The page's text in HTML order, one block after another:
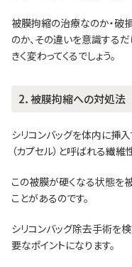
被膜拘縮の治療なのか・破
のか、その違いを意識する
きく変わってくるでしょう。
2．被膜拘縮への対処法
シリコンバッグを体内に挿
（カプセル）と呼ばれる繊維
この被膜が硬くなる状態を
ことがあるのです。
シリコンバッグ除去手術を
要なポイントになります。